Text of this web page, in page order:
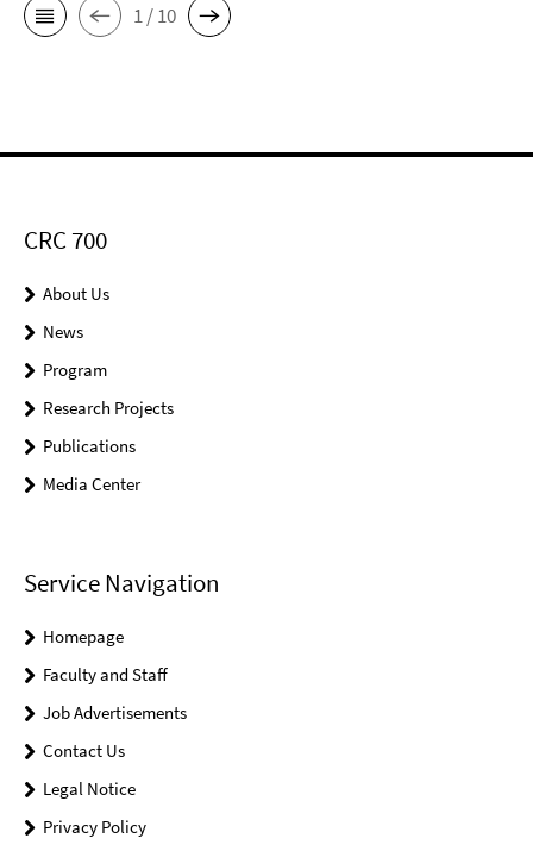
1 / 10
CRC 700
About Us
News
Program
Research Projects
Publications
Media Center
Service Navigation
Homepage
Faculty and Staff
Job Advertisements
Contact Us
Legal Notice
Privacy Policy